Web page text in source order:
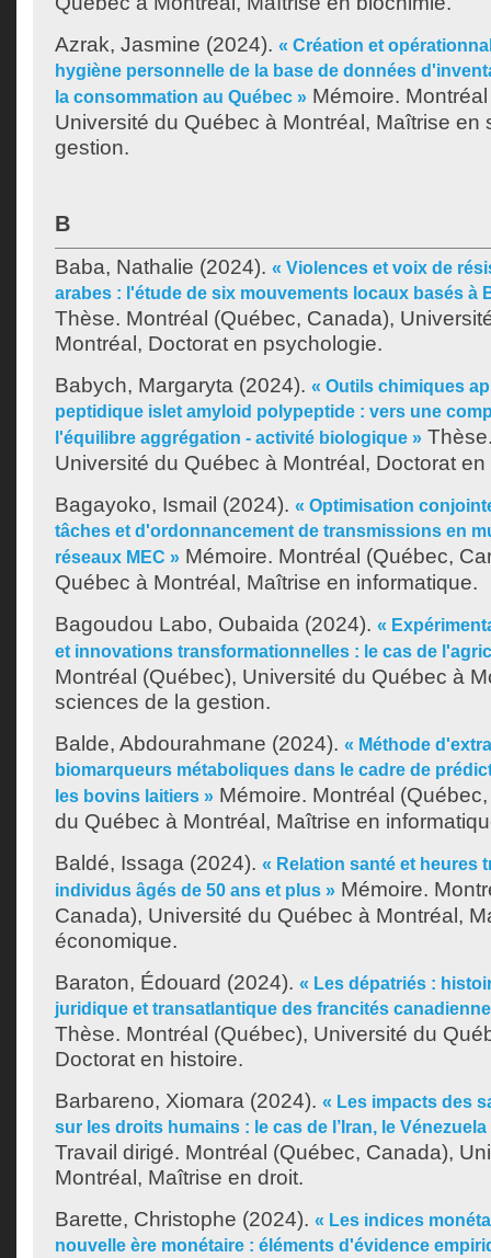
Azrak, Jasmine (2024). « Création et
hygiène personnelle de la base de données
la consommation au Québec » Mémoire.
Université du Québec à Montréal, Maîtrise en
gestion.
B
Baba, Nathalie (2024). « Violences et voix de
arabes : l'étude de six mouvements locaux basés à
Thèse. Montréal (Québec, Canada),
Montréal, Doctorat en psychologie.
Babych, Margaryta (2024). « Outils chimiques
peptidique islet amyloid polypeptide : vers une
l'équilibre aggrégation - activité biologique »
Université du Québec à Montréal, Doctorat
Bagayoko, Ismail (2024). « Optimisation
tâches et d'ordonnancement de transmissions en
réseaux MEC » Mémoire. Montréal (Québec,
Québec à Montréal, Maîtrise en informatique.
Bagoudou Labo, Oubaida (2024). «
et innovations transformationnelles : le cas de
Montréal (Québec), Université du Québec à
sciences de la gestion.
Balde, Abdourahmane (2024). « Méthode
biomarqueurs métaboliques dans le cadre de
les bovins laitiers » Mémoire. Montréal
du Québec à Montréal, Maîtrise en
Baldé, Issaga (2024). « Relation santé et heures
individus âgés de 50 ans et plus » Mémoire.
Canada), Université du Québec à Montréal,
économique.
Baraton, Édouard (2024). « Les dépatriés :
juridique et transatlantique des francités
Thèse. Montréal (Québec), Université du
Doctorat en histoire.
Barbareno, Xiomara (2024). « Les impacts des
sur les droits humains : le cas de l’Iran, le
Travail dirigé. Montréal (Québec, Canada),
Montréal, Maîtrise en droit.
Barette, Christophe (2024). « Les indices
nouvelle ère monétaire : éléments d'évidence